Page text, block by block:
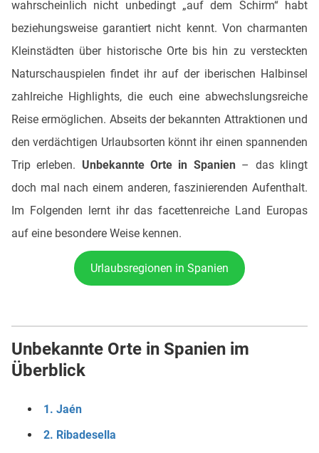
wahrscheinlich nicht unbedingt „auf dem Schirm“ habt
beziehungsweise garantiert nicht kennt. Von charmanten
Kleinstädten über historische Orte bis hin zu versteckten
Naturschauspielen findet ihr auf der iberischen Halbinsel
zahlreiche Highlights, die euch eine abwechslungsreiche
Reise ermöglichen. Abseits der bekannten Attraktionen und
den verdächtigen Urlaubsorten könnt ihr einen spannenden
Trip erleben. Unbekannte Orte in Spanien– das klingt
doch mal nach einem anderen, faszinierenden Aufenthalt.
Im Folgenden lernt ihr das facettenreiche Land Europas
auf eine besondere Weise kennen.
Urlaubsregionen in Spanien
Unbekannte Orte in Spanien im
Überblick
1. Jaén
2. Ribadesella